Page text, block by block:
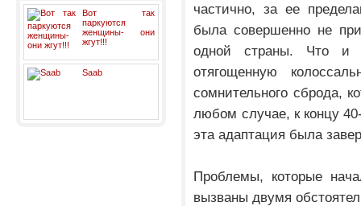
Вот так
паркуются
женщины- они
жгут!!!
Saab
частично, за ее
была совершенно не
одной страны. Что и
отягощенную
сомнительного сброда,
любом случае, к концу
эта адаптация была
Проблемы, которые
вызваны двумя